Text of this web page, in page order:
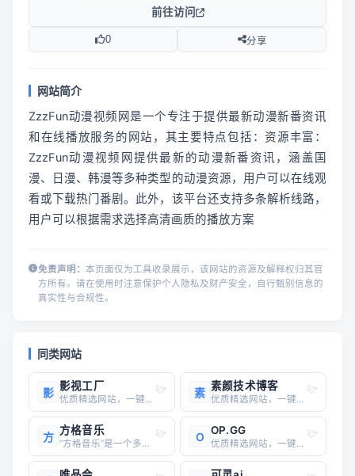
前往访问
0 分享
网站简介
ZzzFun动漫视频网是一个专注于提供最新动漫新番资讯
和在线播放服务的网站，其主要特点包括：资源丰富：
ZzzFun动漫视频网提供最新的动漫新番资讯，涵盖国
漫、日漫、韩漫等多种类型的动漫资源，用户可以在线观
看或下载热门番剧。此外，该平台还支持多条解析线路，
用户可以根据需求选择高清画质的播放方案
免责声明： 本页面仅为工具收录展示，该网站的资源及解释权归其官
方所有。请在使用时注意保护个人隐私及财产安全，自行甄别信息的
真实性与合规性。
同类网站
影 影视工厂
优质精选网站，一键直达
素 素颜技术博客
优质精选网站，一键直达
方 方格音乐
“方格音乐”是一个多功能的音乐播放软件，其功能和特点在不同的证据中有所描述。以下是关于“方格音乐”的详细解答：### 1. **基本功能**- 方格音乐是一款免费的无损音乐播放器，支持在线试听和下载高品质音乐，包括无损音质、版权音乐以及热门歌曲。- 它提供丰富的音乐资源，涵盖多种风格
O OP.GG
优质精选网站，一键直达